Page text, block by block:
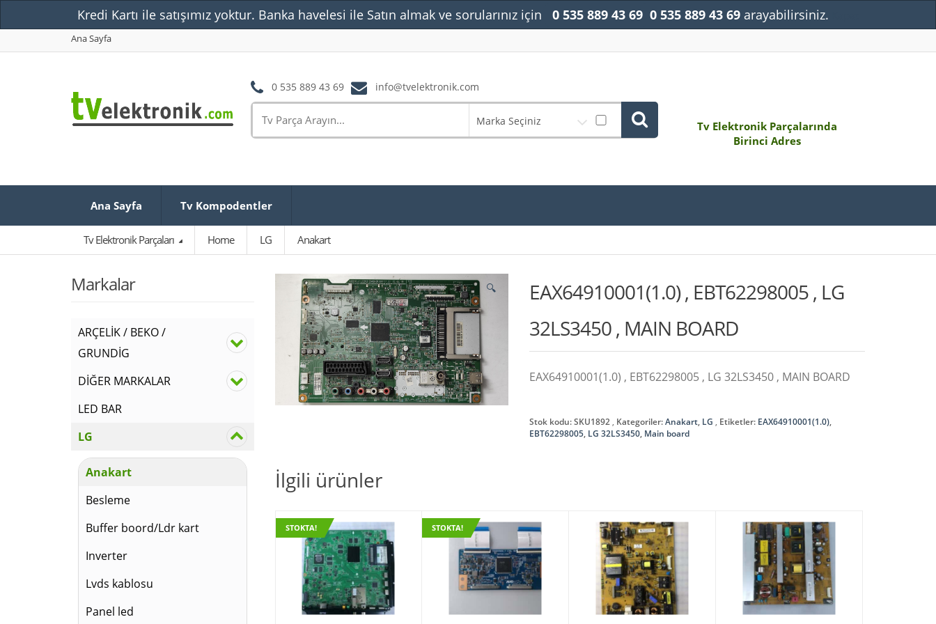
Ana Sayfa
0 535 889 43 69 info@tvelektronik.com
Marka Seçiniz
Tv Elektronik Parçalarında
Birinci Adres
Ana Sayfa Tv Kompodentler
Tv Elektronik Parçaları Home LG Anakart
🔍
EAX64910001(1.0) , EBT62298005 , LG
32LS3450 , MAIN BOARD
EAX64910001(1.0) , EBT62298005 , LG 32LS3450 , MAIN BOARD
Stok kodu:SKU1892 Kategoriler:Anakart, LG Etiketler: EAX64910001(1.0),
EBT62298005, LG 32LS3450, Main board
İlgili ürünler
STOKTA! STOKTA!
Markalar
ARÇELİK / BEKO /
GRUNDİG
DİĞER MARKALAR
LED BAR
LG
Anakart
Besleme
Buffer boord/Ldr kart
Inverter
Lvds kablosu
Panel led
Kredi Kartı ile satışımız yoktur. Banka havelesi ile Satın almak ve sorularınız için 0 535 889 43 69 0 535 889 43 69 arayabilirsiniz.